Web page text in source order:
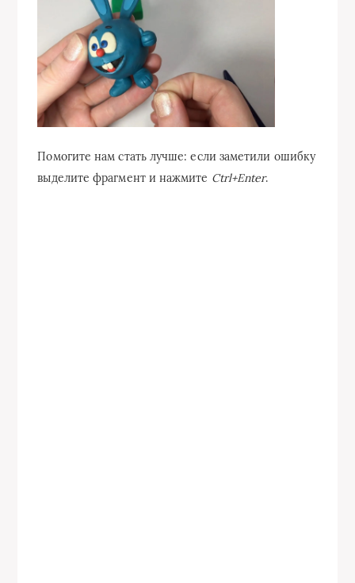
Помогите нам стать лучше: если заметили ошибку
выделите фрагмент и нажмите Ctrl+Enter.